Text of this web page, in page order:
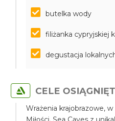
butelka wody
filiżanka cypryjskiej
degustacja
CELE
Wrażenia krajobrazowe,